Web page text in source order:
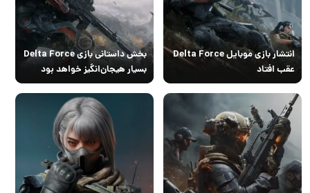
انتشار بازی موبایل Delta Force
عقب افتاد
بخش داستانی بازی Delta Force
بسیار هیجان‌انگیز خواهد بود